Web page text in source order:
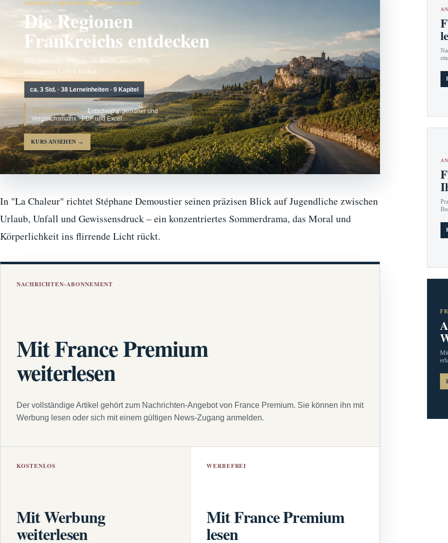
ANZEIGE · FRANCE PREMIUM ACADEMY
Die Regionen
Frankreichs entdecken
Die passende Region für Reise, Immobilie
oder neues Leben finden.
ca. 3 Std. · 38 Lerneinheiten · 9 Kapitel
BONUSMATERIAL: Entscheidungsordner und
Vergleichsmatrix · PDF und Excel
KURS ANSEHEN →
In "La Chaleur" richtet Stéphane Demoustier seinen präzisen Blick auf Jugendliche zwischen
Urlaub, Unfall und Gewissensdruck – ein konzentriertes Sommerdrama, das Moral und
Körperlichkeit ins flirrende Licht rückt.
NACHRICHTEN-ABONNEMENT
Mit France Premium
weiterlesen
Der vollständige Artikel gehört zum Nachrichten-Angebot von France Premium. Sie können ihn mit
Werbung lesen oder sich mit einem gültigen News-Zugang anmelden.
KOSTENLOS
Mit Werbung
weiterlesen
WERBEFREI
Mit France Premium
lesen